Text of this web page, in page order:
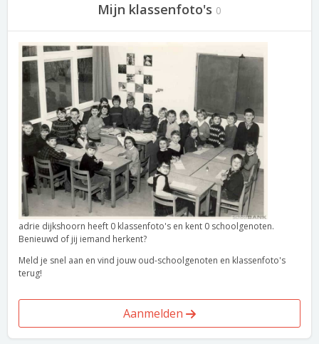
Mijn klassenfoto's 0
adrie dijkshoorn heeft 0 klassenfoto's en kent 0 schoolgenoten.
Benieuwd of jij iemand herkent?
Meld je snel aan en vind jouw oud-schoolgenoten en klassenfoto's
terug!
Aanmelden